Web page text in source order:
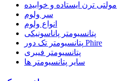
مولتی ترن ایستاده و خوابیده
سر ولوم
انواع ولوم
پتانسیومتر پاناسونیکی
پتانسیومتر تک دور Phire
پتانسیومتر فیبری
سایر پتانسیومتر ها